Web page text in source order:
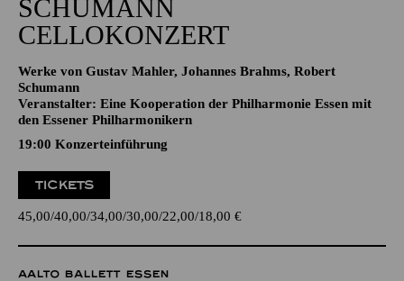
SCHUMANN
CELLOKONZERT
Werke von Gustav Mahler, Johannes Brahms, Robert
Schumann
Veranstalter: Eine Kooperation der Philharmonie Essen mit
den Essener Philharmonikern
19:00 Konzerteinführung
TICKETS
45,00 40,00 34,00 30,00 22,00 18,00 €
AALTO BALLETT ESSEN